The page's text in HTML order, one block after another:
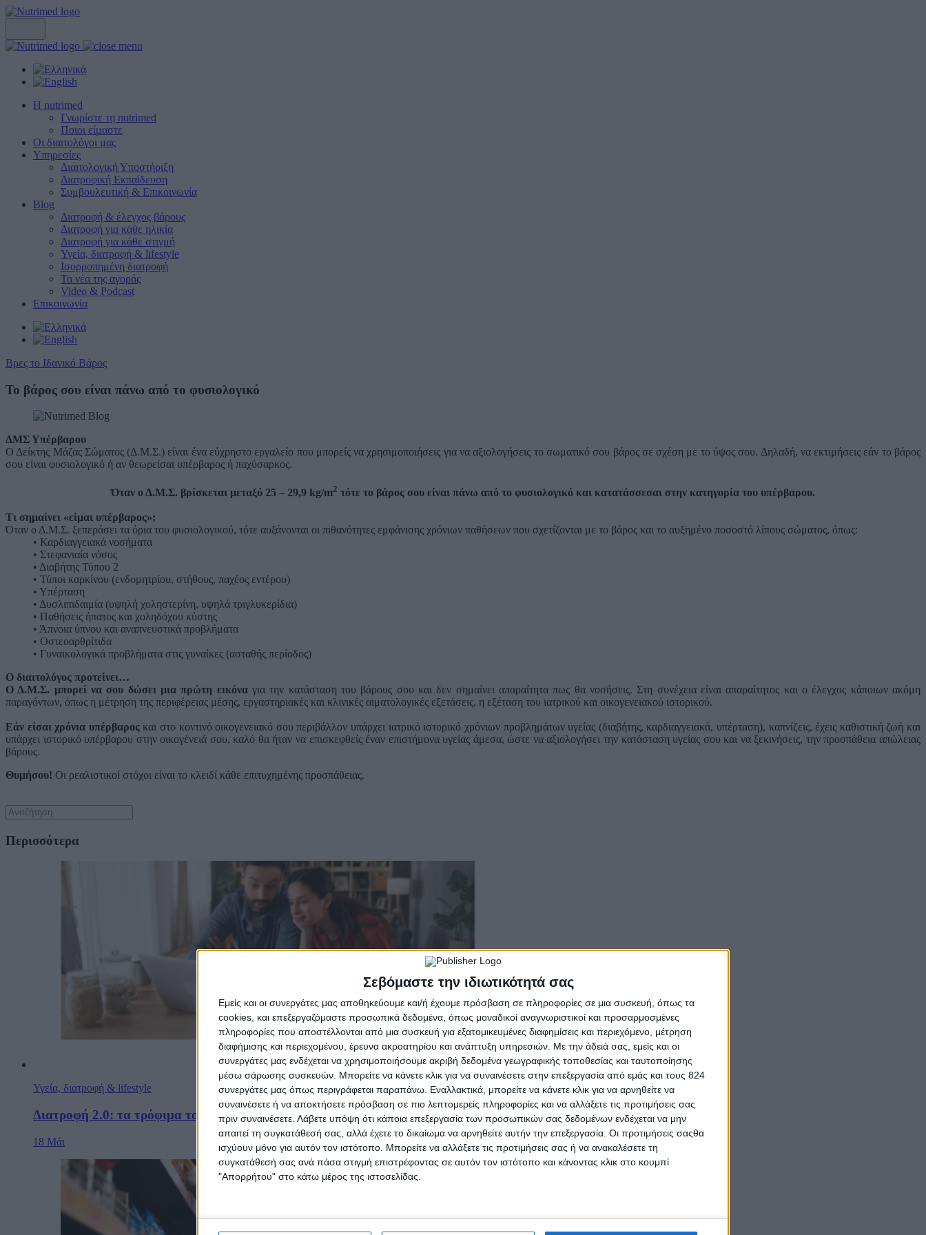
Σεβόμαστε την ιδιωτικότητά σας
Εμείς και οι συνεργάτες μας αποθηκεύουμε και/ή έχουμε πρόσβαση σε πληροφορίες σε μια συσκευή, όπως τα
cookies, και επεξεργαζόμαστε προσωπικά δεδομένα, όπως μοναδικοί αναγνωριστικοί και προσαρμοσμένες
πληροφορίες που αποστέλλονται από μια συσκευή για εξατομικευμένες διαφημίσεις και περιεχόμενο, μέτρηση
διαφήμισης και περιεχομένου, έρευνα ακροατηρίου και ανάπτυξη υπηρεσιών. Με την άδειά σας, εμείς και οι
συνεργάτες μας ενδέχεται να χρησιμοποιήσουμε ακριβή δεδομένα γεωγραφικής τοποθεσίας και ταυτοποίησης
μέσω σάρωσης συσκευών. Μπορείτε να κάνετε κλικ για να συναινέσετε στην επεξεργασία από εμάς και τους 824
συνεργάτες μας όπως περιγράφεται παραπάνω. Εναλλακτικά, μπορείτε να κάνετε κλικ για να αρνηθείτε να
συναινέσετε ή να αποκτήσετε πρόσβαση σε πιο λεπτομερείς πληροφορίες και να αλλάξετε τις προτιμήσεις σας
πριν συναινέσετε. Λάβετε υπόψη ότι κάποια επεξεργασία των προσωπικών σας δεδομένων ενδέχεται να μην
απαιτεί τη συγκατάθεσή σας, αλλά έχετε το δικαίωμα να αρνηθείτε αυτήν την επεξεργασία. Οι προτιμήσεις σαςθα
ισχύουν μόνο για αυτόν τον ιστότοπο. Μπορείτε να αλλάξετε τις προτιμήσεις σας ή να ανακαλέσετε τη
συγκατάθεσή σας ανά πάσα στιγμή επιστρέφοντας σε αυτόν τον ιστότοπο και κάνοντας κλικ στο κουμπί
"Απορρήτου" στο κάτω μέρος της ιστοσελίδας.
Η nutrimed
Γνωρίστε τη nutrimed
Ποιοι είμαστε
Οι διαιτολόγοι μας
Υπηρεσίες
Διαιτολογική Υποστήριξη
Διατροφική Εκπαίδευση
Συμβουλευτική & Επικοινωνία
Blog
Διατροφή & έλεγχος βάρους
Διατροφή για κάθε ηλικία
Διατροφή για κάθε στιγμή
Υγεία, διατροφή & lifestyle
Ισορροπημένη διατροφή
Τα νέα της αγοράς
Video & Podcast
Επικοινωνία
Βρες το Ιδανικό Βάρος
Το βάρος σου είναι πάνω από το φυσιολογικό
ΔΜΣ Υπέρβαρου
Ο Δείκτης Μάζας Σώματος (Δ.Μ.Σ.) είναι ένα εύχρηστο εργαλείο που μπορείς να χρησιμοποιήσεις για να αξιολογήσεις το σωματικό σου βάρος σε σχέση με το ύψος σου. Δηλαδή, να εκτιμήσεις εάν το βάρος
σου είναι φυσιολογικό ή αν θεωρείσαι υπέρβαρος ή παχύσαρκος.
Όταν ο Δ.Μ.Σ. βρίσκεται μεταξύ 25 – 29,9 kg/m2 τότε το βάρος σου είναι πάνω από το φυσιολογικό και κατατάσσεσαι στην κατηγορία του υπέρβαρου.
Τι σημαίνει «είμαι υπέρβαρος»;
Όταν ο Δ.Μ.Σ. ξεπεράσει τα όρια του φυσιολογικού, τότε αυξάνονται οι πιθανότητες εμφάνισης χρόνιων παθήσεων που σχετίζονται με το βάρος και το αυξημένο ποσοστό λίπους σώματος, όπως:
• Καρδιαγγειακά νοσήματα
• Στεφανιαία νόσος
• Διαβήτης Τύπου 2
• Τύποι καρκίνου (ενδομητρίου, στήθους, παχέος εντέρου)
• Υπέρταση
• Δυσλιπιδαιμία (υψηλή χοληστερίνη, υψηλά τριγλυκερίδια)
• Παθήσεις ήπατος και χοληδόχου κύστης
• Άπνοια ύπνου και αναπνευστικά προβλήματα
• Οστεοαρθρίτιδα
• Γυναικολογικά προβλήματα στις γυναίκες (ασταθής περίοδος)
Ο διαιτολόγος προτείνει…
Ο Δ.Μ.Σ. μπορεί να σου δώσει μια πρώτη εικόναγια την κατάσταση του βάρους σου και δεν σημαίνει απαραίτητα πως θα νοσήσεις. Στη συνέχεια είναι απαραίτητος και ο έλεγχος κάποιων ακόμη
παραγόντων, όπως η μέτρηση της περιφέρειας μέσης, εργαστηριακές και κλινικές αιματολογικές εξετάσεις, η εξέταση του ιατρικού και οικογενειακού ιστορικού.
Εάν είσαι χρόνια υπέρβαροςκαι στο κοντινό οικογενειακό σου περιβάλλον υπάρχει ιατρικό ιστορικό χρόνιων προβλημάτων υγείας (διαβήτης, καρδιαγγειακά, υπέρταση), καπνίζεις, έχεις καθιστική ζωή και
υπάρχει ιστορικό υπέρβαρου στην οικογένειά σου, καλό θα ήταν να επισκεφθείς έναν επιστήμονα υγείας άμεσα, ώστε να αξιολογήσει την κατάσταση υγείας σου και να ξεκινήσεις, την προσπάθεια απώλειας
βάρους.
Θυμήσου! Οι ρεαλιστικοί στόχοι είναι το κλειδί κάθε επιτυχημένης προσπάθειας.
Περισσότερα
Υγεία, διατροφή & lifestyle
Διατροφή 2.0: τα τρόφιμα του μέλλοντος
18 Μάι